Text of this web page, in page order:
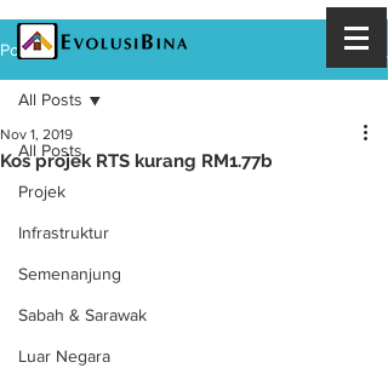
Post
All Posts
Projek
Infrastruktur
Semenanjung
Sabah & Sarawak
Luar Negara
All Posts
Kos projek RTS kurang RM1.77b
Nov 1, 2019